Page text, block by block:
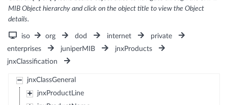
MIB Object hierarchy and click on the object title to view the Object
details.
iso org dod internet
private
enterprises
juniperMIB
jnxProducts
jnxClassification
jnxClassGeneral
jnxProductLine